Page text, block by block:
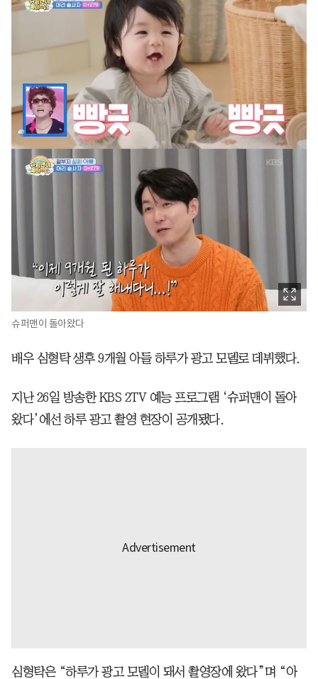
슈퍼맨이 돌아왔다
배우 심형탁 생후 9개월 아들 하루가 광고 모델로 데뷔했다.
지난 26일 방송한 KBS 2TV 예능 프로그램 ‘슈퍼맨이 돌아
왔다’에선 하루 광고 촬영 현장이 공개됐다.
심형탁은 “하루가 광고 모델이 돼서 촬영장에 왔다”며 “아